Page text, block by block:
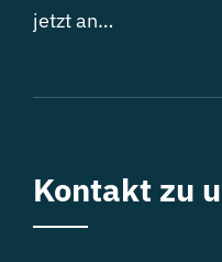
jetzt an…
Kontakt zu